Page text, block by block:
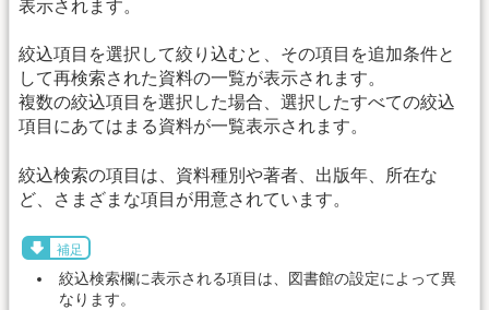
表示されます。
絞込項目を選択して絞り込むと、その項目を追加条件と
して再検索された資料の一覧が表示されます。
複数の絞込項目を選択した場合、選択したすべての絞込
項目にあてはまる資料が一覧表示されます。
絞込検索の項目は、資料種別や著者、出版年、所在な
ど、さまざまな項目が用意されています。
補足
絞込検索欄に表示される項目は、図書館の設定によって異
なります。